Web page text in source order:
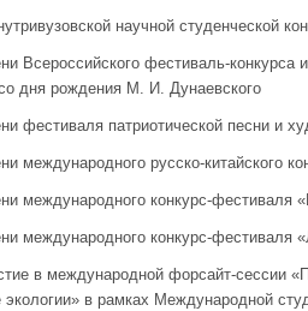
научной студенческой
фестиваль-конкурса
дня рождения М. И. Дунаевского
патриотической песни и
русско-китайского
конкурс-фестиваля
конкурс-фестиваля
в международной форсайт-сессии
в рамках Международной